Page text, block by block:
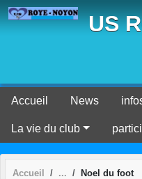
US
Accueil News
La vie du club
Accueil Noel du foot
Panneau de gestion des